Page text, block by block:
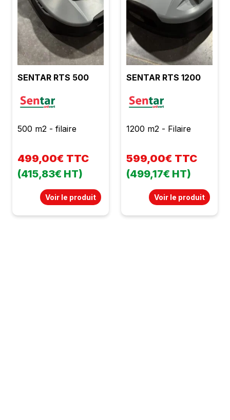
SENTAR RTS 500
500 m2 - filaire
499,00€ TTC
(415,83€ HT)
Voir le produit
SENTAR RTS 1200
1200 m2 - Filaire
599,00€ TTC
(499,17€ HT)
Voir le produit